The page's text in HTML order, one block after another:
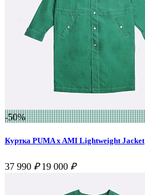
-50%
Куртка PUMA x AMI Lightweight Jacket
37 990 ₽ 19 000 ₽